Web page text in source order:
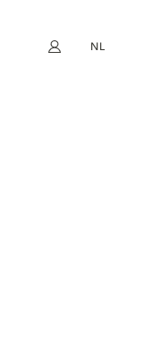
Mijn account
NL